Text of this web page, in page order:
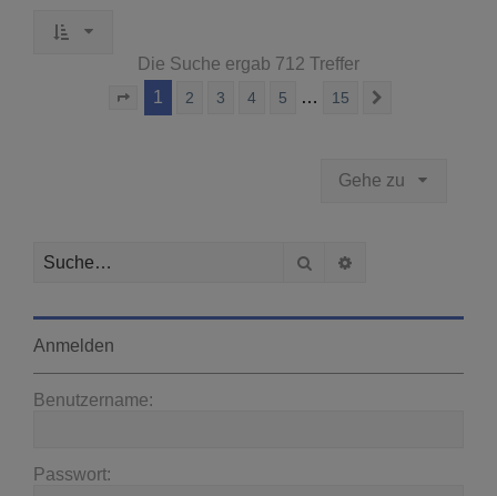
Die Suche ergab 712 Treffer
Seite von 15
1 2 3 4 5 … 15
Gehe zu
Suche
Anmelden
Benutzername:
Passwort: